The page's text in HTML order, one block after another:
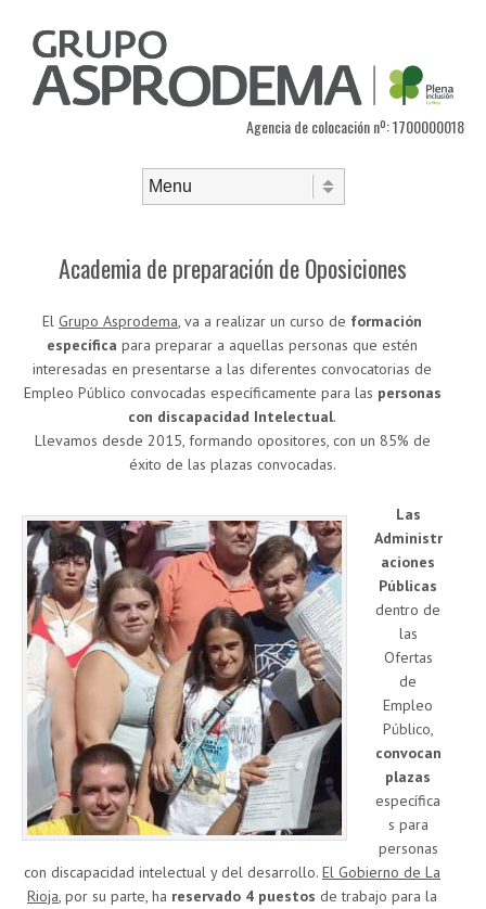
Agencia de colocación nº: 1700000018
Academia de preparación de Oposiciones
El Grupo Asprodema, va a realizar un curso de formación
específica para preparar a aquellas personas que estén
interesadas en presentarse a las diferentes convocatorias de
Empleo Público convocadas específicamente para las personas
con discapacidad Intelectual.
Llevamos desde 2015, formando opositores, con un 85% de
éxito de las plazas convocadas.
Las
Administr
aciones
Públicas
dentro de
las
Ofertas
de
Empleo
Público,
convocan
plazas
específica
s para
personas
con discapacidad intelectual y del desarrollo. El Gobierno de La
Rioja, por su parte, ha reservado 4 puestos de trabajo para la